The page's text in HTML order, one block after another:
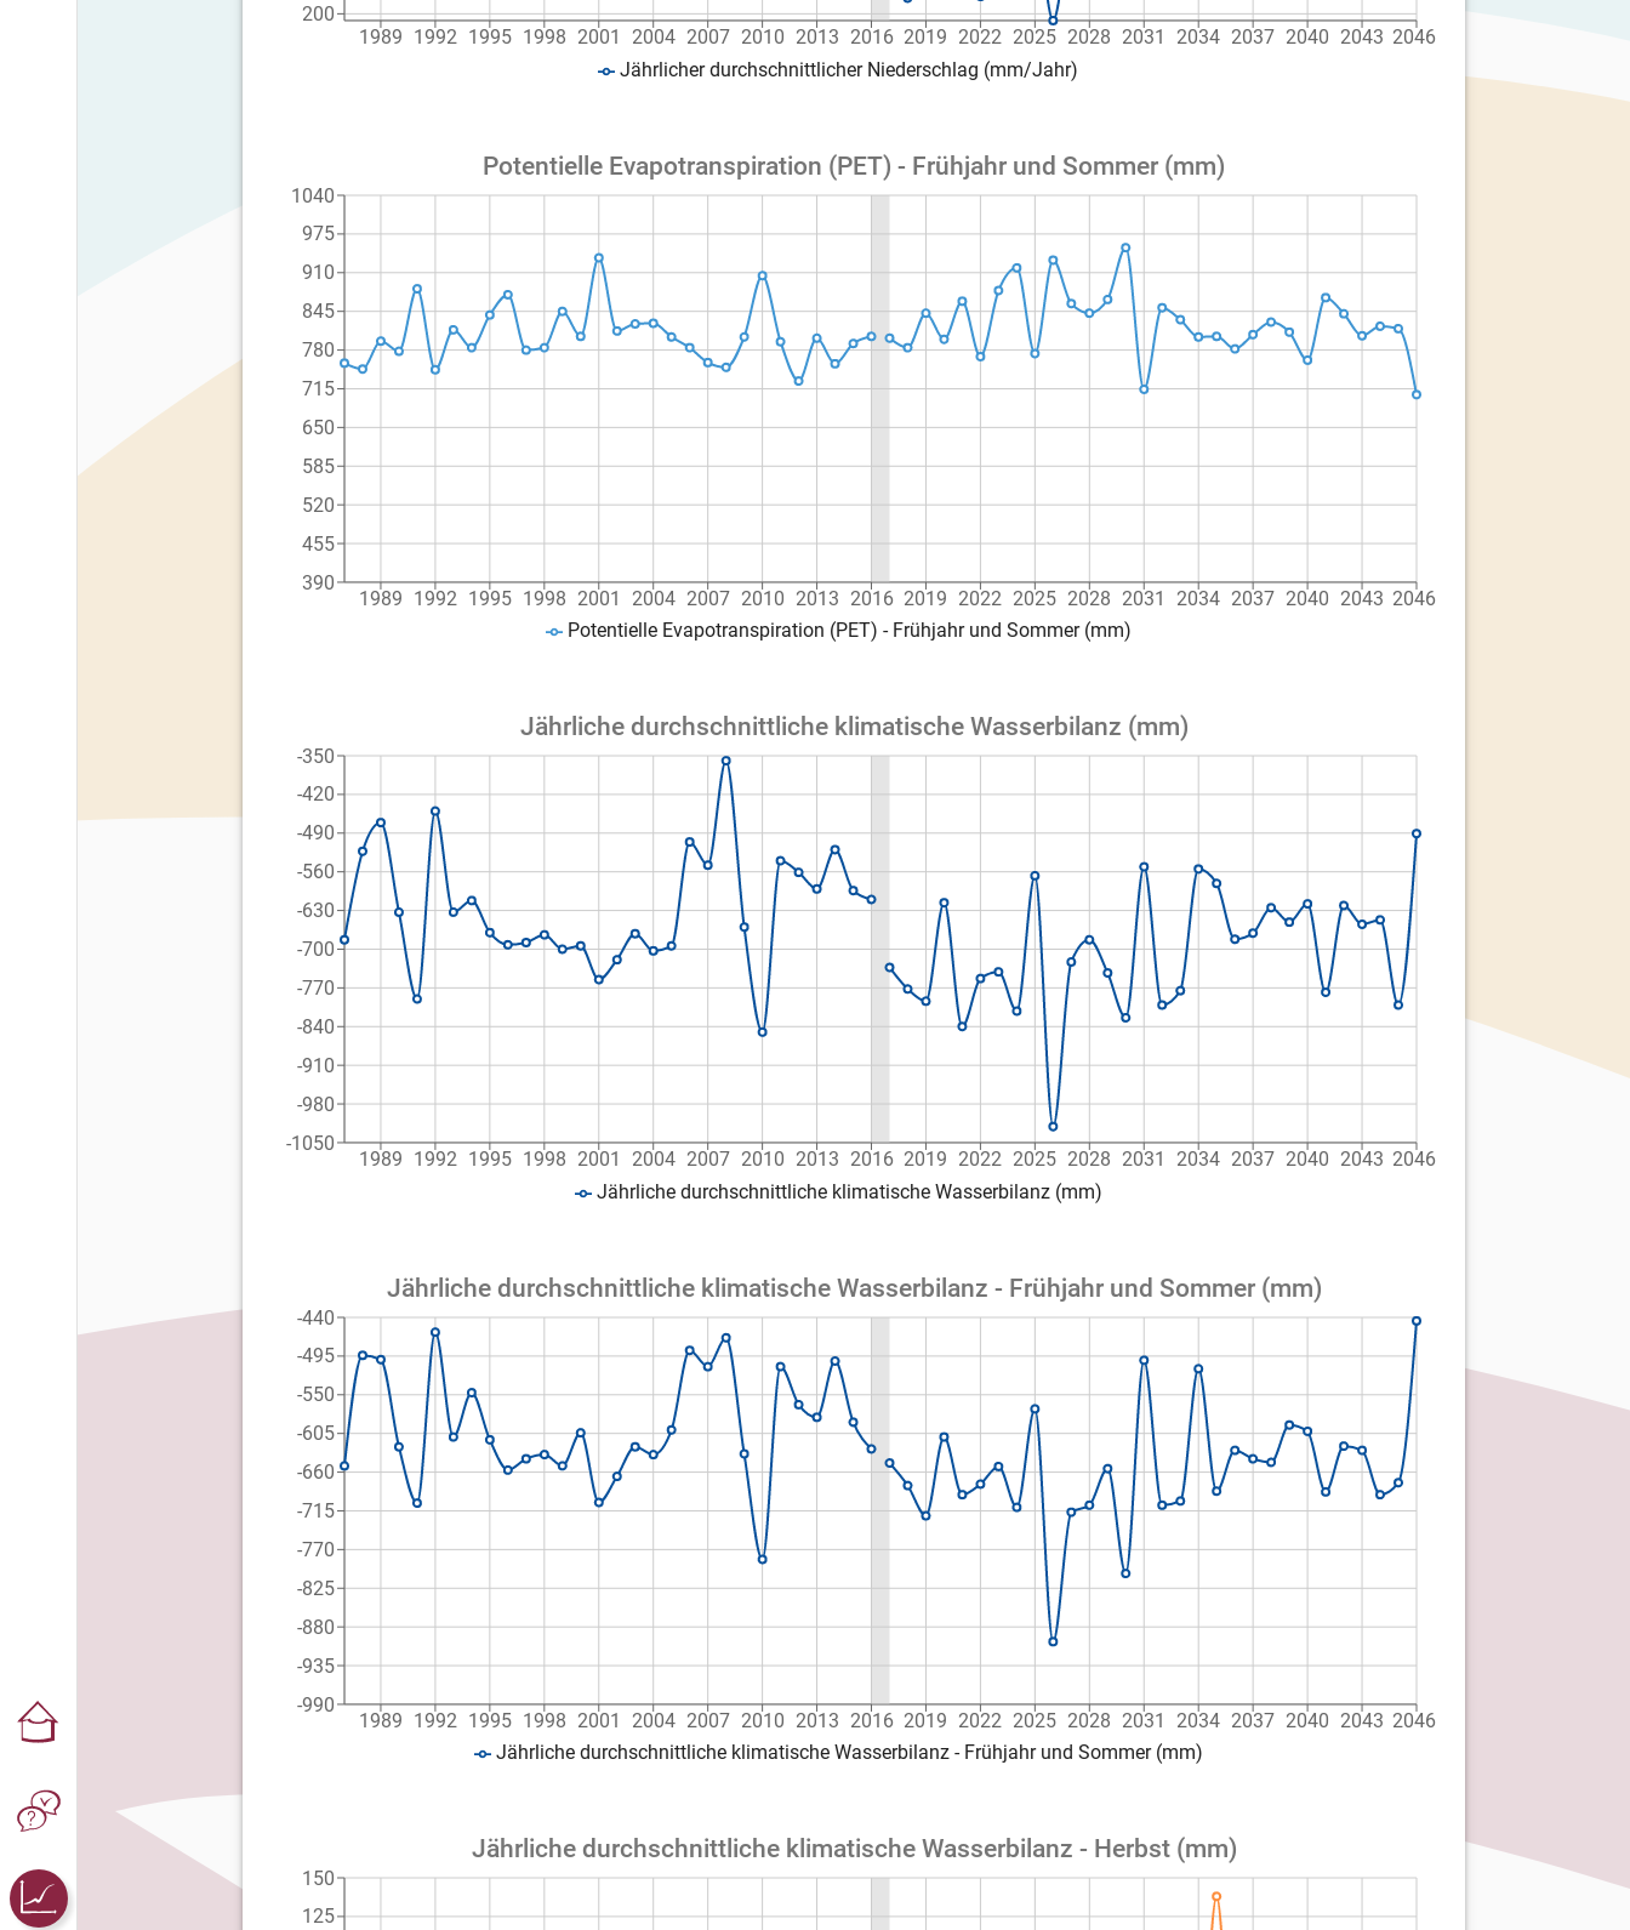
1989 1992 1995 1998 2001 2004 2007 2010 2013 2016 2019 2022 2025 2028 2031 2034 2037 2040 2043 2046
200
Jährlicher durchschnittlicher Niederschlag (mm/Jahr)
Potentielle Evapotranspiration (PET) - Frühjahr und Sommer (mm)
1989 1992 1995 1998 2001 2004 2007 2010 2013 2016 2019 2022 2025 2028 2031 2034 2037 2040 2043 2046
390
455
520
585
650
715
780
845
910
975
1040
Potentielle Evapotranspiration (PET) - Frühjahr und Sommer (mm)
Jährliche durchschnittliche klimatische Wasserbilanz (mm)
1989 1992 1995 1998 2001 2004 2007 2010 2013 2016 2019 2022 2025 2028 2031 2034 2037 2040 2043 2046
-1050
-980
-910
-840
-770
-700
-630
-560
-490
-420
-350
Jährliche durchschnittliche klimatische Wasserbilanz (mm)
Jährliche durchschnittliche klimatische Wasserbilanz - Frühjahr und Sommer (mm)
1989 1992 1995 1998 2001 2004 2007 2010 2013 2016 2019 2022 2025 2028 2031 2034 2037 2040 2043 2046
-990
-935
-880
-825
-770
-715
-660
-605
-550
-495
-440
Jährliche durchschnittliche klimatische Wasserbilanz - Frühjahr und Sommer (mm)
Jährliche durchschnittliche klimatische Wasserbilanz - Herbst (mm)
125
150